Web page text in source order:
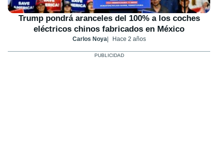
Trump pondrá aranceles del 100% a los coches
eléctricos chinos fabricados en México
Carlos Noya Hace 2 años